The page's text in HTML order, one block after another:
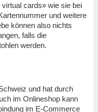
cards» wie sie bei
und weitere
können also nichts
falls die
werden.
und hat durch
im Onlineshop kann
im E-Commerce